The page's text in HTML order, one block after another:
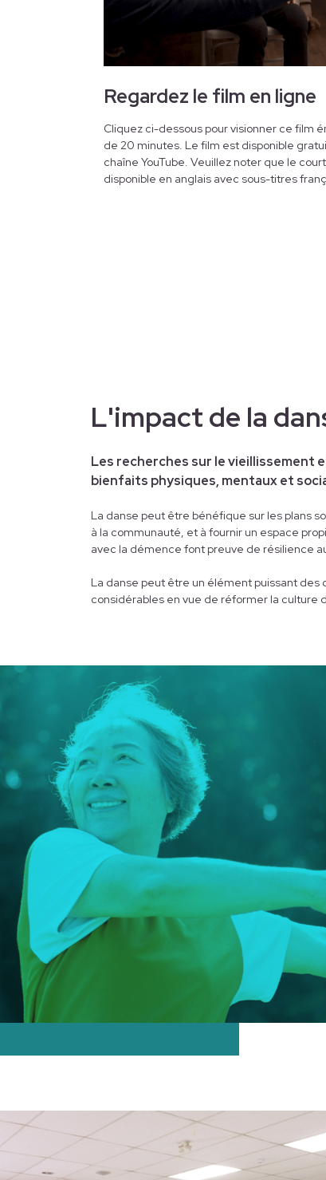
Regardez le film en ligne
Cliquez ci-dessous pour visionner ce film
de 20 minutes. Le film est disponible
chaîne YouTube. Veuillez noter que le
disponible en anglais avec sous-titres
L'impact de la
Les recherches sur le vieillissement
bienfaits physiques, mentaux et
La danse peut être bénéfique sur les plans
à la communauté, et à fournir un espace
avec la démence font preuve de résilience
La danse peut être un élément puissant
considérables en vue de réformer la culture